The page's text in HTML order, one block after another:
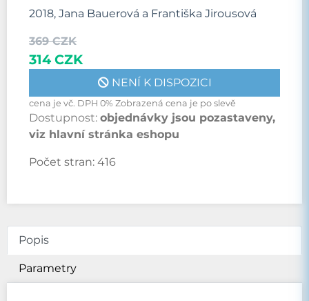
2018, Jana Bauerová a Františka Jirousová
369 CZK
314 CZK
NENÍ K DISPOZICI
cena je vč. DPH 0% Zobrazená cena je po slevě
Dostupnost: objednávky jsou pozastaveny,
viz hlavní stránka eshopu
Počet stran: 416
Popis
Parametry